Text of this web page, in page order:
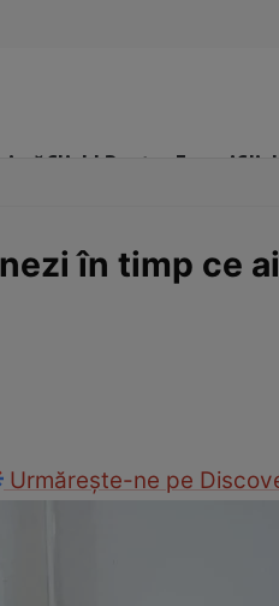
Click! Pentru Femei
în timp ce
Urmărește-ne pe